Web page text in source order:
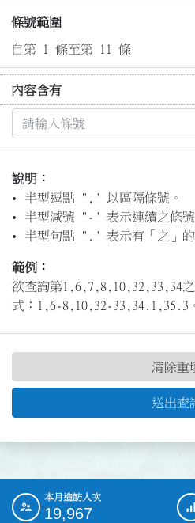
條號範圍
自第 1 條至第 11 條
內容含有
說明：
半型逗點 "," 以區隔條號。
半型減號 "-" 表示連續之條號
半型句點 "." 表示有「之」的
範例：
欲查詢第1,6,7,8,10,32,33,34
式：1,6-8,10,32-33,34.1,35.3
送出查
清除重
::: 本月造訪人次
19,967